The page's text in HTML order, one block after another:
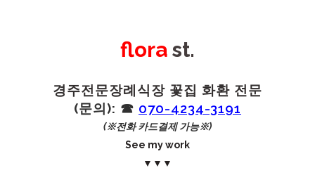
flora st.
경주전문장례식장 꽃집 화환 전문
(문의): ☎︎ 070-4234-3191
(※전화 카드결제 가능※)
See my work
▼▼▼